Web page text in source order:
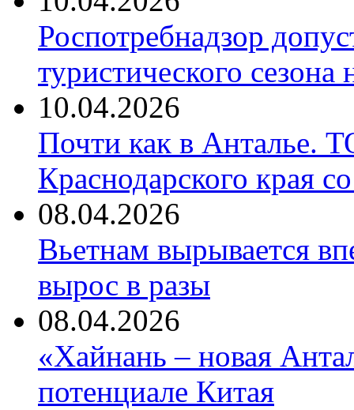
Роспотребнадзор
туристического
10.04.2026
Почти как в Анталье.
Краснодарского края
08.04.2026
Вьетнам вырывается
вырос в разы
08.04.2026
«Хайнань – новая
потенциале Китая